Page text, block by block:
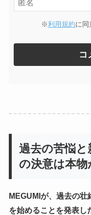
※利用規約に同
過去の苦悩と
の決意は本物
MEGUMIが、過去の
を始めることを発表し